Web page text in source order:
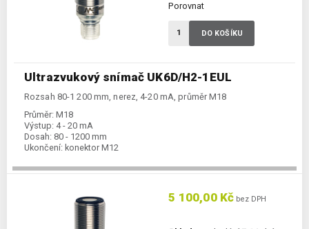
Ultrazvukový snímač UK6D/H2-1EUL
Rozsah 80-1 200 mm, nerez, 4-20 mA, průměr M18
Průměr: M18
Výstup: 4 - 20 mA
Dosah: 80 - 1200 mm
Ukončení: konektor M12
Porovnat
DO KOŠÍKU
5 100,00 Kč bez DPH